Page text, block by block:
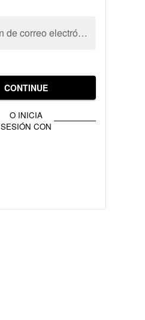
Dirección de correo electrónico
CONTINUE
O INICIA
SESIÓN CON